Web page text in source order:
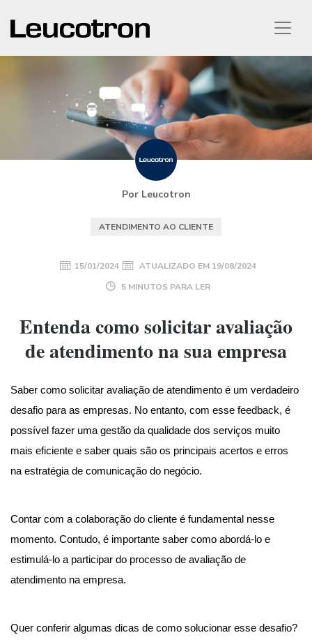
Por Leucotron
ATENDIMENTO AO CLIENTE
15/01/2024 ATUALIZADO EM 19/08/2024
5 MINUTOS PARA LER
Entenda como solicitar avaliação
de atendimento na sua empresa
Saber como solicitar avaliação de atendimento é um verdadeiro
desafio para as empresas. No entanto, com esse feedback, é
possível fazer uma gestão da qualidade dos serviços muito
mais eficiente e saber quais são os principais acertos e erros
na estratégia de comunicação do negócio.
Contar com a colaboração do cliente é fundamental nesse
momento. Contudo, é importante saber como abordá-lo e
estimulá-lo a participar do processo de avaliação de
atendimento na empresa.
Quer conferir algumas dicas de como solucionar esse desafio?